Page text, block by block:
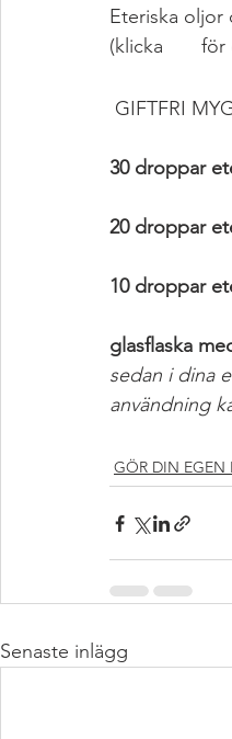
Eteriska oljor
(klicka
för
GIFTFRI
30 droppar
20 droppar
10 droppar
glasflaska
sedan i dina
användning
GÖR DIN EGEN
Senaste inlägg